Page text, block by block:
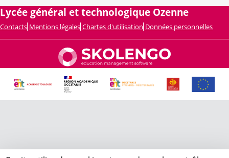
Lycée général et technologique Ozenne
Contacts Mentions légales Chartes d'utilisation Données personnelles